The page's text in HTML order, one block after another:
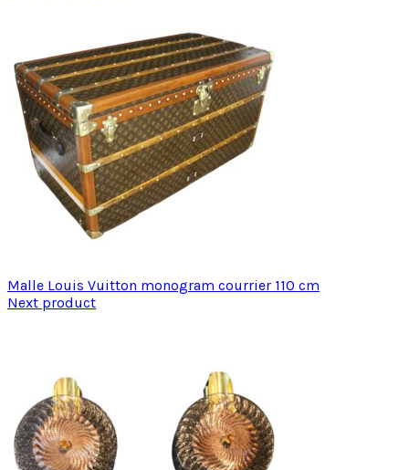
Malle Louis Vuitton monogram courrier 110 cm
Next product